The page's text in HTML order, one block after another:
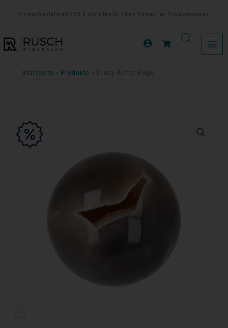
Mindestbestellwert 150 € ohne MwSt. | Kein Verkauf an Privatpersonen.
Startseite Produkte Drusy-Achat-Kugel